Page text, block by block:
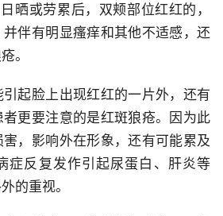
或劳累后，双颊部位红红的，
并伴有明显瘙痒和其他不适感，还
。
脸上出现红红的一片外，还有
更要注意的是红斑狼疮。因为此
，影响外在形象，还有可能累及
症反复发作引起尿蛋白、肝炎等
的重视。